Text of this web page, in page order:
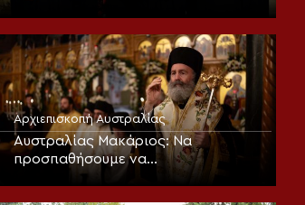
Αρχιεπισκοπή Αυστραλίας
Αυστραλίας Μακάριος: Να
προσπαθήσουμε να
μεταμορφωθούμε πνευματικά και